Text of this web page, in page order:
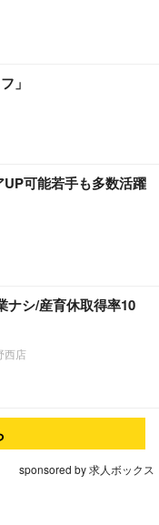
」
UP可能若手も多数活躍
ナシ/産育休取得率10
西店
sponsored by 求人ボックス